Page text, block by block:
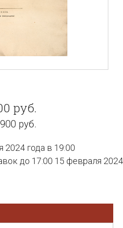
руб.
руб.
2024 года в 19:00
до 17:00 15 февраля 2024